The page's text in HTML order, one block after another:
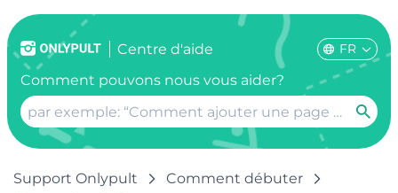
Centre d'aide FR
Comment pouvons nous vous aider?
Support Onlypult
Comment débuter